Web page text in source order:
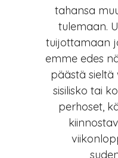
tahansa
tulemaan.
tuijottamaan
emme edes
päästä sieltä
sisilisko tai
perhoset,